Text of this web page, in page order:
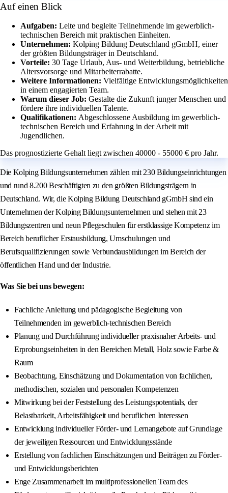
Auf einen Blick
Aufgaben: Leite und begleite Teilnehmende im gewerblich-
technischen Bereich mit praktischen Einheiten.
Unternehmen: Kolping Bildung Deutschland gGmbH, einer
der größten Bildungsträger in Deutschland.
Vorteile: 30 Tage Urlaub, Aus- und Weiterbildung, betriebliche
Altersvorsorge und Mitarbeiterrabatte.
Weitere Informationen: Vielfältige Entwicklungsmöglichkeiten
in einem engagierten Team.
Warum dieser Job: Gestalte die Zukunft junger Menschen und
fördere ihre individuellen Talente.
Qualifikationen: Abgeschlossene Ausbildung im gewerblich-
technischen Bereich und Erfahrung in der Arbeit mit
Jugendlichen.
Das prognostizierte Gehalt liegt zwischen 40000 - 55000 € pro Jahr.
Die Kolping Bildungsunternehmen zählen mit 230 Bildungseinrichtungen
und rund 8.200 Beschäftigten zu den größten Bildungsträgern in
Deutschland. Wir, die Kolping Bildung Deutschland gGmbH sind ein
Unternehmen der Kolping Bildungsunternehmen und stehen mit 23
Bildungszentren und neun Pflegeschulen für erstklassige Kompetenz im
Bereich beruflicher Erstausbildung, Umschulungen und
Berufsqualifizierungen sowie Verbundausbildungen im Bereich der
öffentlichen Hand und der Industrie.
Was Sie bei uns bewegen:
Fachliche Anleitung und pädagogische Begleitung von
Teilnehmenden im gewerblich-technischen Bereich
Planung und Durchführung individueller praxisnaher Arbeits- und
Erprobungseinheiten in den Bereichen Metall, Holz sowie Farbe &
Raum
Beobachtung, Einschätzung und Dokumentation von fachlichen,
methodischen, sozialen und personalen Kompetenzen
Mitwirkung bei der Feststellung des Leistungspotentials, der
Belastbarkeit, Arbeitsfähigkeit und beruflichen Interessen
Entwicklung individueller Förder- und Lernangebote auf Grundlage
der jeweiligen Ressourcen und Entwicklungsstände
Erstellung von fachlichen Einschätzungen und Beiträgen zu Förder-
und Entwicklungsberichten
Enge Zusammenarbeit im multiprofessionellen Team des